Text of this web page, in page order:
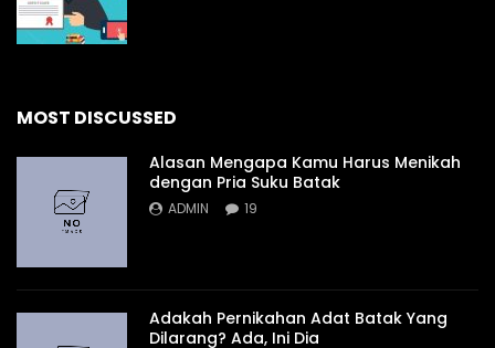
MOST DISCUSSED
Alasan Mengapa Kamu Harus Menikah
dengan Pria Suku Batak
ADMIN 19
Adakah Pernikahan Adat Batak Yang
Dilarang? Ada, Ini Dia